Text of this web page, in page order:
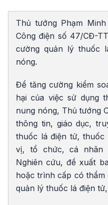
Thủ tướng Phạm
Công điện số 47/CĐ-
cường quản lý thuốc
nóng.
Để tăng cường kiểm
hại của việc sử dụng
nung nóng, Thủ tướng
thông tin, giáo dục,
thuốc lá điện tử,
vị, tổ chức, cá nhân
Nghiên cứu, đề xuất
hoặc trình cấp có thẩm
quản lý thuốc lá điện